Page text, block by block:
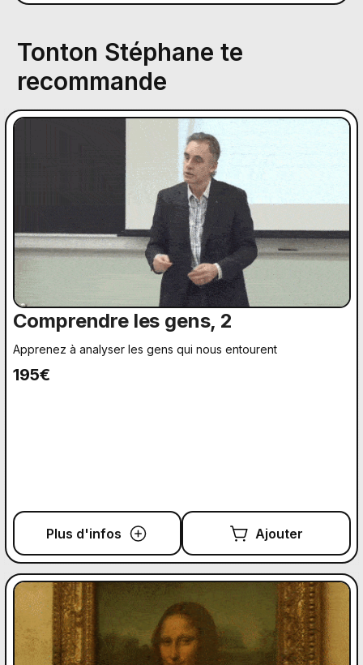
Tonton Stéphane te
recommande
Comprendre les gens, 2
Apprenez à analyser les gens qui nous entourent
195€
Plus d'infos Ajouter